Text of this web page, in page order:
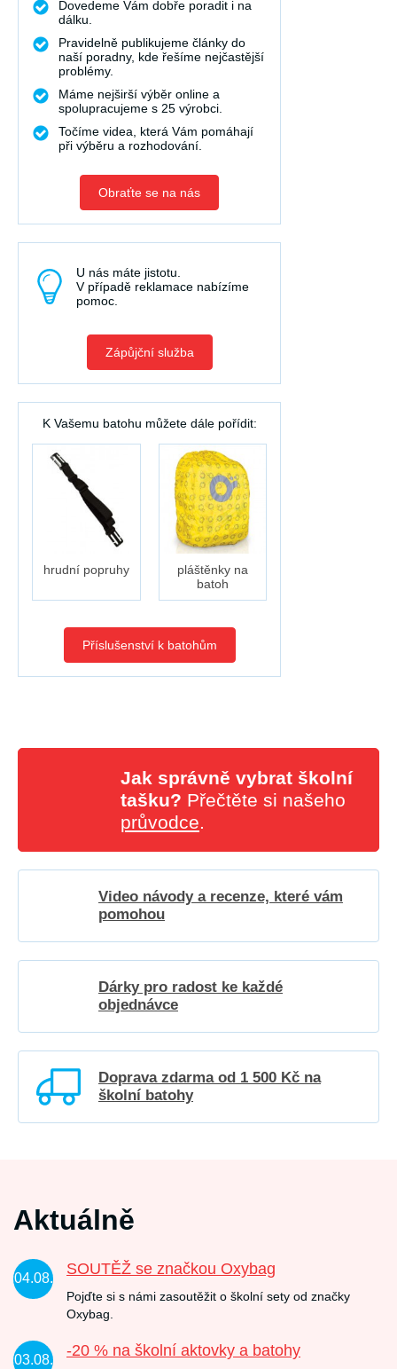
Dovedeme Vám dobře poradit i na
dálku.
Pravidelně publikujeme články do
naší poradny, kde řešíme nejčastější
problémy.
Máme nejširší výběr online a
spolupracujeme s 25 výrobci.
Točíme videa, která Vám pomáhají
při výběru a rozhodování.
Obraťte se na nás
U nás máte jistotu.
V případě reklamace nabízíme
pomoc.
Zápůjční služba
K Vašemu batohu můžete dále pořídit:
hrudní popruhy
pláštěnky na
batoh
Příslušenství k batohům
Jak správně vybrat školní
tašku? Přečtěte si našeho
průvodce.
Video návody a recenze, které vám
pomohou
Dárky pro radost ke každé
objednávce
Doprava zdarma od 1 500 Kč na
školní batohy
Aktuálně
04.08.
SOUTĚŽ se značkou Oxybag
Pojďte si s námi zasoutěžit o školní sety od značky
Oxybag.
03.08.
-20 % na školní aktovky a batohy